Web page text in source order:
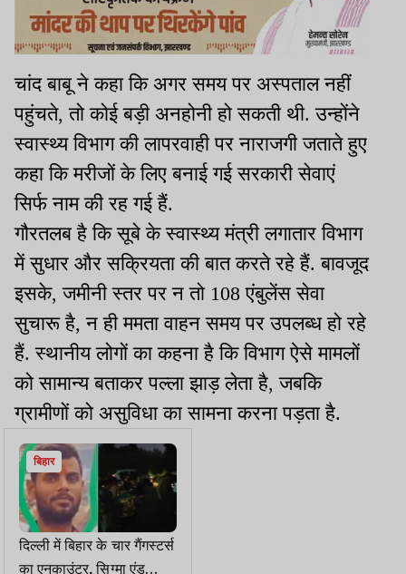
चांद बाबू ने कहा कि अगर समय पर अस्पताल नहीं
पहुंचते, तो कोई बड़ी अनहोनी हो सकती थी. उन्होंने
स्वास्थ्य विभाग की लापरवाही परनाराजगीजताते हुए
कहा कि मरीजों के लिए बनाई गई सरकारी सेवाएं
सिर्फ नाम की रह गई हैं.
गौरतलब है कि सूबे के स्वास्थ्य मंत्री लगातार विभाग
में सुधार और सक्रियता की बात करते रहे हैं. बावजूद
इसके, जमीनी स्तर पर न तो 108एंबुलेंस सेवा
सुचारूहै, न ही ममता वाहन समय पर उपलब्ध हो रहे
हैं. स्थानीय लोगों का कहना है कि विभाग ऐसे मामलों
को सामान्य बताकर पल्ला झाड़ लेता है, जबकि
ग्रामीणों को असुविधा का सामना करना पड़ता है.
बिहार
दिल्ली में बिहार के चार गैंगस्टर्स
का एनकाउंटर, सिग्मा एंड